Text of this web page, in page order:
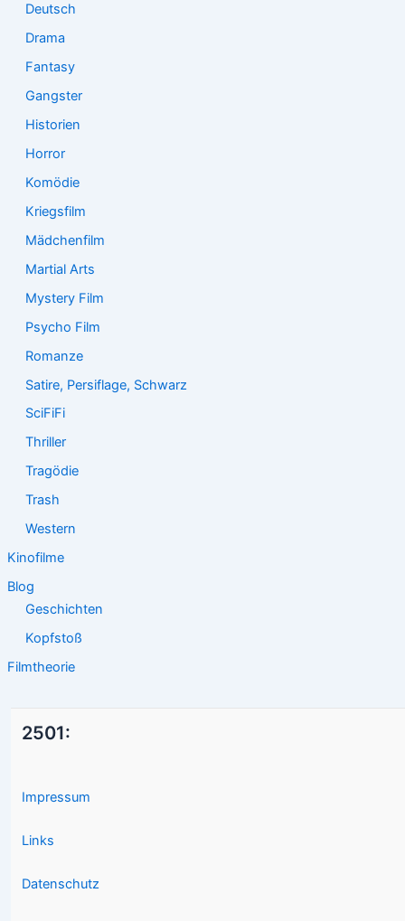
Deutsch
Drama
Fantasy
Gangster
Historien
Horror
Komödie
Kriegsfilm
Mädchenfilm
Martial Arts
Mystery Film
Psycho Film
Romanze
Satire, Persiflage, Schwarz
SciFiFi
Thriller
Tragödie
Trash
Western
Kinofilme
Blog
Geschichten
Kopfstoß
Filmtheorie
2501:
Impressum
Links
Datenschutz